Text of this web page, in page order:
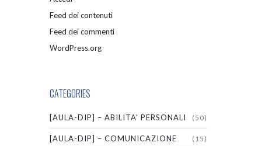
Feed dei contenuti
Feed dei commenti
WordPress.org
CATEGORIES
[AULA-DIP] – ABILITA' PERSONALI (50)
[AULA-DIP] – COMUNICAZIONE (15)